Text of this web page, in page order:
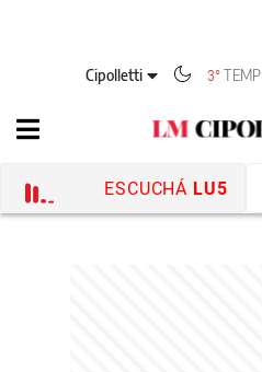
Cipolletti 3°TEMP
ESCUCHÁ LU5